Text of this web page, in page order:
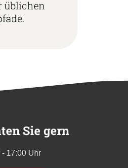
üblichen
Sie gern
- 17:00 Uhr